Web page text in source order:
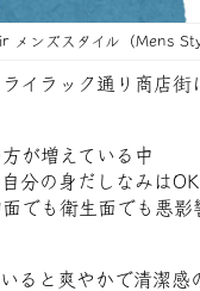
メンズスタイル（Mens
イラック通り商店街
が増えている中
分の身だしなみは
でも衛生面でも悪影
ると爽やかで清潔感